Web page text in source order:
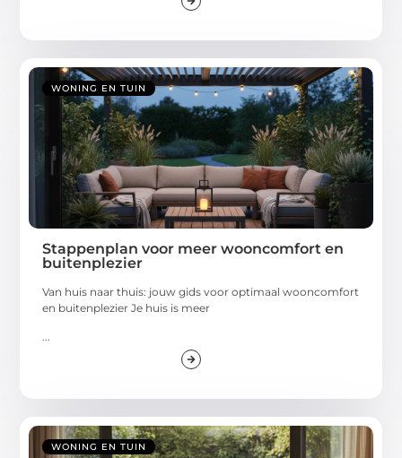
WONING EN TUIN
Stappenplan voor meer wooncomfort en
buitenplezier
Van huis naar thuis: jouw gids voor optimaal wooncomfort
en buitenplezier Je huis is meer
...
WONING EN TUIN